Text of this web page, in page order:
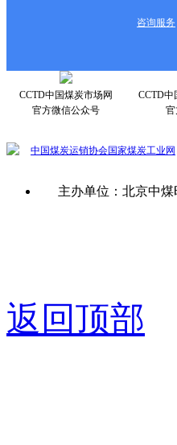
咨询服务
CCTD中国煤炭市场网
官方微信公众号
CCTD中
中国煤炭运销协会国家煤炭工业网
主办单位：北京中
返回顶部